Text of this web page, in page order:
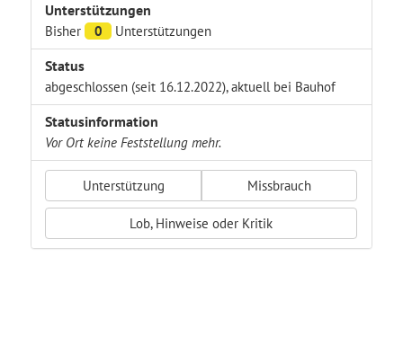
Unterstützungen
Bisher 0 Unterstützungen
Status
abgeschlossen (seit 16.12.2022), aktuell bei Bauhof
Statusinformation
Vor Ort keine Feststellung mehr.
Unterstützung Missbrauch
Lob, Hinweise oder Kritik